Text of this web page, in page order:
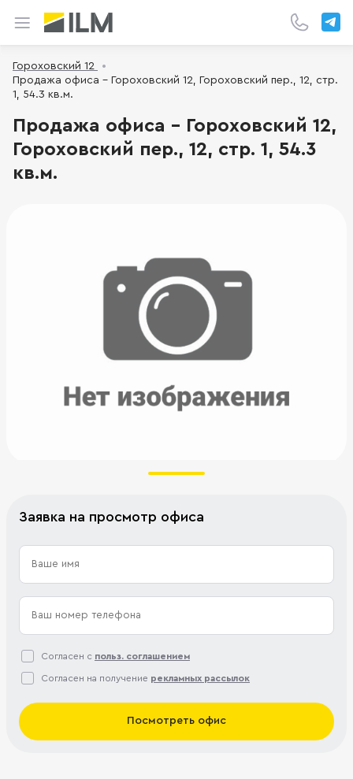
Гороховский 12
Продажа офиса - Гороховский 12, Гороховский пер., 12, стр.
1, 54.3 кв.м.
Продажа офиса - Гороховский 12,
Гороховский пер., 12, стр. 1, 54.3
кв.м.
Заявка на просмотр офиса
Согласен с польз. соглашением
Согласен на получение рекламных рассылок
Посмотреть офис